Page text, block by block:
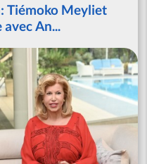
Tiémoko Meyliet
An...